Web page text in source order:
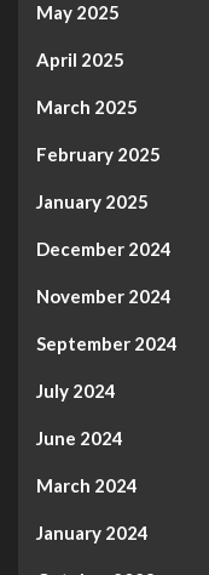
May 2025
April 2025
March 2025
February 2025
January 2025
December 2024
November 2024
September 2024
July 2024
June 2024
March 2024
January 2024